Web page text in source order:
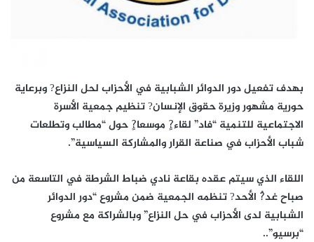
بهدف تفعيل دور الدوائر الشبابية في الأحزاب لحل النزاع? وبرعاية
حورية مشهور وزيرة حقوق الإنسان? تنظيم جمعية الأسرة
الاجتماعية للتنمية “فاد” لقاء?ٍ موسعا?ٍ حول “مطالب وتطلعات
شباب الأحزاب في صناعة القرار والمشاركة السياسية”.
اللقاء الذي سيتم عقده بقاعة نادي ضباط الشرطة في التاسعة من
صباح غد?ُ الأحد? تنظمه الجمعية ضمن مشروع “دور الدوائر
الشبابية لدى الأحزاب في حل النزاع” وبالشراكة مع مشروع
“برسيو”..